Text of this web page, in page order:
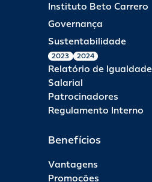
Instituto Beto Carrero
Governança
Sustentabilidade
2023 2024
Relatório de Igualdade
Salarial
Patrocinadores
Regulamento Interno
Benefícios
Vantagens
Promoções